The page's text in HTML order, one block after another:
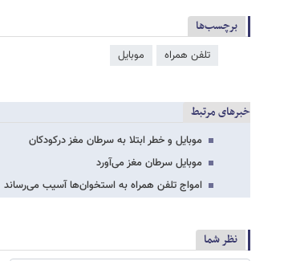
برچسب‌ها
تلفن همراه موبایل
خبرهای مرتبط
موبایل و خطر ابتلا به سرطان مغز درکودکان
موبایل‌ سرطان مغز می‌آورد
امواج تلفن همراه به استخوان‌ها آسیب می‌رساند
نظر شما